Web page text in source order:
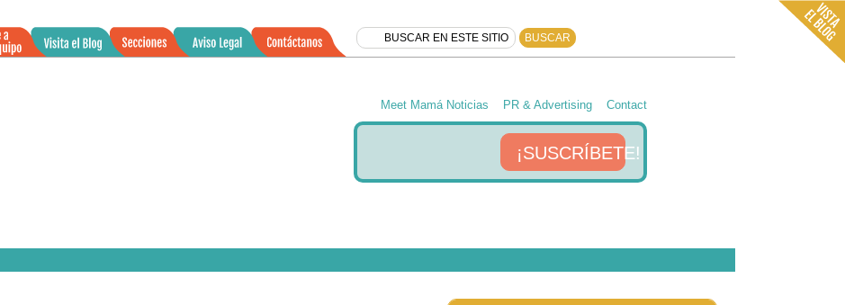
Meet Mamá Noticias PR & Advertising Contact
¡SUSCRÍBETE!